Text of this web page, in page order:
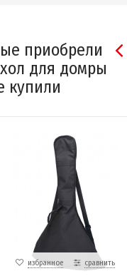
приобрели
для домры
купили
избранное сравнить